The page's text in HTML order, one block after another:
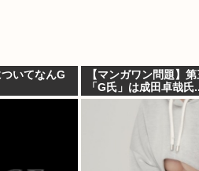
いてなんG
【マンガワン問題】
「G氏」は成田卓哉氏